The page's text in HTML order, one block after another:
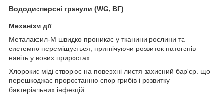
Вододисперсні гранули (WG, ВГ)
Механізм дії
Металаксил-М швидко проникає у тканини рослини та
системно переміщується, пригнічуючи розвиток патогенів
навіть у нових приростах.
Хлорокис міді створює на поверхні листя захисний бар'єр, що
перешкоджає проростанню спор грибів і розвитку
бактеріальних інфекцій.